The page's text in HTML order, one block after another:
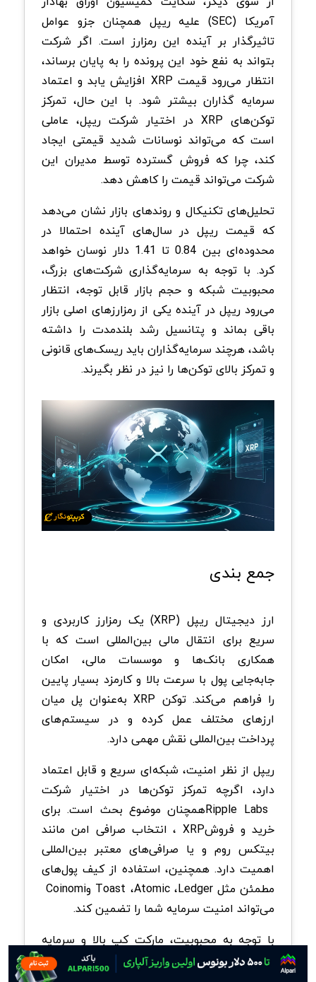
آمریکا (SEC) علیه ریپل همچنان جزو عوامل
تاثیرگذار بر آینده این رمزارز است. اگر شرکت
بتواند به نفع خود این پرونده را به پایان برساند،
انتظار می‌رود قیمت XRP افزایش یابد و اعتماد
سرمایه‌ گذاران بیشتر شود. با این حال، تمرکز
توکن‌های XRP در اختیار شرکت ریپل، عاملی
است که می‌تواند نوسانات شدید قیمتی ایجاد
کند، چرا که فروش گسترده توسط مدیران این
شرکت می‌تواند قیمت را کاهش دهد.
تحلیل‌های تکنیکال و روندهای بازار نشان می‌دهد
که قیمت ریپل در سال‌های آینده احتمالا در
محدوده‌ای بین 0.84 تا 1.41 دلار نوسان خواهد
کرد. با توجه به سرمایه‌گذاری شرکت‌های بزرگ،
محبوبیت شبکه و حجم بازار قابل توجه، انتظار
می‌رود ریپل در آینده یکی از رمزارزهای اصلی بازار
باقی بماند و پتانسیل رشد بلندمدت را داشته
باشد، هرچند سرمایه‌گذاران باید ریسک‌های قانونی
و تمرکز بالای توکن‌ها را نیز در نظر بگیرند.
جمع‌ بندی
ارز دیجیتال ریپل(XRP) یک رمزارز کاربردی و
سریع برای انتقال مالی بین‌المللی است که با
همکاری بانک‌ها و موسسات مالی، امکان
جابه‌جایی پول با سرعت بالا و کارمزد بسیار پایین
را فراهم می‌کند. توکن XRP به‌عنوان پل میان
ارزهای مختلف عمل کرده و در سیستم‌های
پرداخت بین‌المللی نقش مهمی دارد.
ریپل از نظر امنیت، شبکه‌ای سریع و قابل اعتماد
دارد، اگرچه تمرکز توکن‌ها در اختیار شرکت
Ripple Labsهمچنان موضوع بحث است. برای
خرید و فروشXRP ، انتخاب صرافی امن مانند
بیتکس روم و یا صرافی‌های معتبر بین‌المللی
اهمیت دارد. همچنین، استفاده از کیف پول‌های
مطمئن مثلLedger،Atomic، Toast وCoinomi
می‌تواند امنیت سرمایه شما را تضمین کند.
با توجه به محبوبیت، مارکت کپ بالا و سرمایه
گذاری شرکت‌های معتبر در ریپل، انتظار می‌رود